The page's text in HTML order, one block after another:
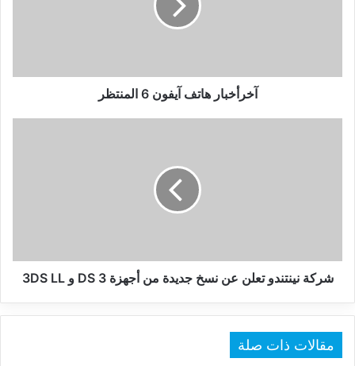
آخرأخبار هاتف آيفون 6 المنتظر
3
DSشركة نينتندو تعلن عن نسخ جديدة من أجهزة 3 DS و 3DS LL
مقالات ذات صلة